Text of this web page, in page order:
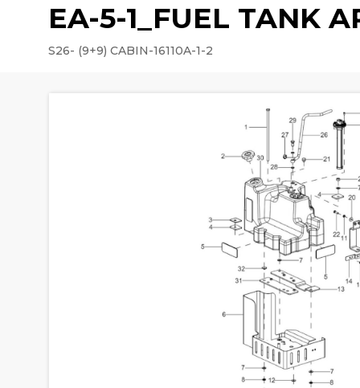
EA-5-1_FUEL TANK
S26- (9+9) CABIN-16110A-1-2